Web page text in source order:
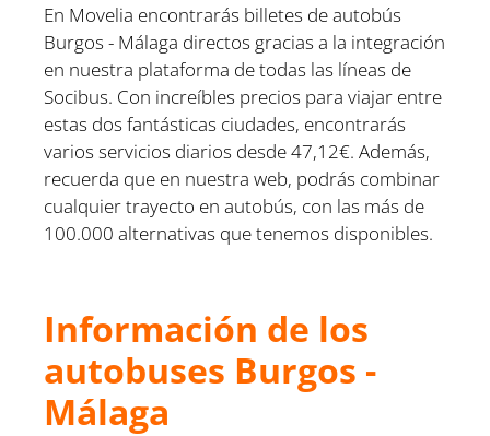
En Movelia encontrarás billetes de autobús
Burgos - Málaga directos gracias a la integración
en nuestra plataforma de todas las líneas de
Socibus. Con increíbles precios para viajar entre
estas dos fantásticas ciudades, encontrarás
varios servicios diarios desde 47,12€. Además,
recuerda que en nuestra web, podrás combinar
cualquier trayecto en autobús, con las más de
100.000 alternativas que tenemos disponibles.
Información de los
autobuses Burgos -
Málaga